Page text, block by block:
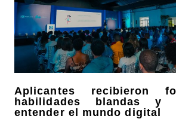
Aplicantes recibieron
habilidades blandas y
entender el mundo digital